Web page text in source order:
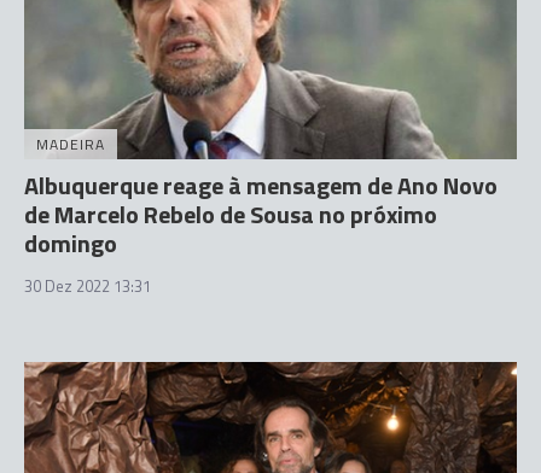
MADEIRA
Albuquerque reage à mensagem de Ano Novo
de Marcelo Rebelo de Sousa no próximo
domingo
30 Dez 2022 13:31